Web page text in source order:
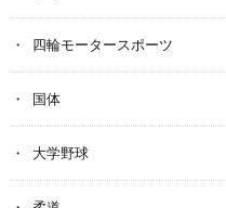
四輪モータースポーツ
国体
大学野球